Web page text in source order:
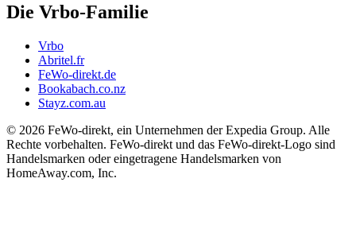
Die Vrbo-Familie
Vrbo
Abritel.fr
FeWo-direkt.de
Bookabach.co.nz
Stayz.com.au
© 2026 FeWo-direkt, ein Unternehmen der Expedia Group. Alle
Rechte vorbehalten. FeWo-direkt und das FeWo-direkt-Logo sind
Handelsmarken oder eingetragene Handelsmarken von
HomeAway.com, Inc.